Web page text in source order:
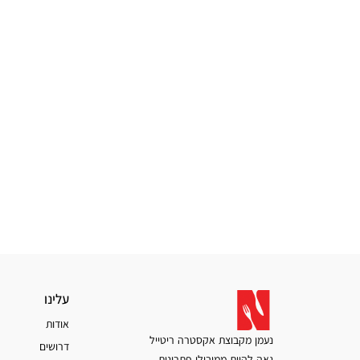
נעמן מקבוצת אקסטרה ריטייל
עלינו
עלינו
אודות
דרושים